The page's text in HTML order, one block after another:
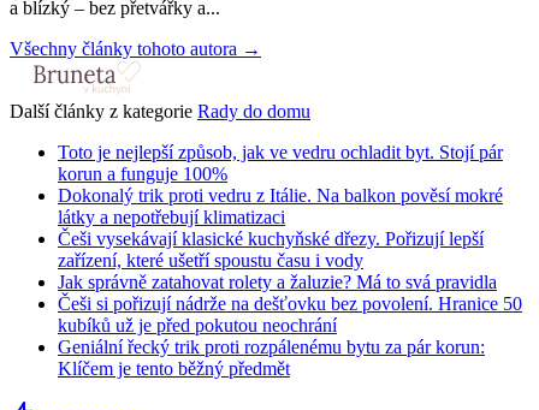
a blízký – bez přetvářky a...
Všechny články tohoto autora →
Další články z kategorie Rady do domu
Toto je nejlepší způsob, jak ve vedru ochladit byt. Stojí pár
korun a funguje 100%
Dokonalý trik proti vedru z Itálie. Na balkon pověsí mokré
látky a nepotřebují klimatizaci
Češi vysekávají klasické kuchyňské dřezy. Pořizují lepší
zařízení, které ušetří spoustu času i vody
Jak správně zatahovat rolety a žaluzie? Má to svá pravidla
Češi si pořizují nádrže na dešťovku bez povolení. Hranice 50
kubíků už je před pokutou neochrání
Geniální řecký trik proti rozpálenému bytu za pár korun:
Klíčem je tento běžný předmět